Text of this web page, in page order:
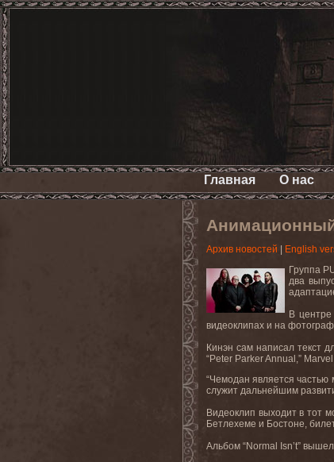
Главная О нас
Анимационный
Архив новостей
English
Группа
два
В
видеоклипах и на
Кинэн сам написал текст
“Peter Parker Annual,”
“Чемодан является частью
служит дальнейшим
Видеоклип выходит в тот
Бетлехеме и Бостоне,
Альбом “Normal Isn’t”